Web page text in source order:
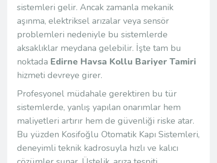
sistemleri gelir. Ancak zamanla mekanik
aşınma, elektriksel arızalar veya sensör
problemleri nedeniyle bu sistemlerde
aksaklıklar meydana gelebilir. İşte tam bu
noktada Edirne Havsa Kollu Bariyer Tamiri
hizmeti devreye girer.
Profesyonel müdahale gerektiren bu tür
sistemlerde, yanlış yapılan onarımlar hem
maliyetleri artırır hem de güvenliği riske atar.
Bu yüzden Kosifoğlu Otomatik Kapı Sistemleri,
deneyimli teknik kadrosuyla hızlı ve kalıcı